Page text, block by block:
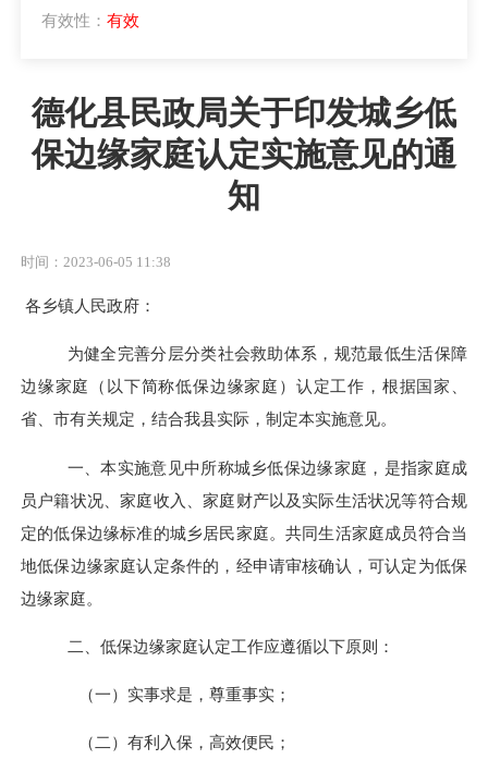
有效性： 有效
德化县民政局关于印发城乡低
保边缘家庭认定实施意见的通
知
时间：2023-06-05 11:38
各乡镇人民政府：
为健全完善分层分类社会救助体系 ， 规范最低生活保障
边缘家庭
（ 以下简称低保边缘家庭 ） 认定工作 ， 根据国家、
省、市有关规定 ， 结合我县实际，制定本实施意见。
一、本实施意见中所称城乡低保边缘家庭，是指家庭成
员户籍状况、家庭收入、家庭财产以及实际生活状况等符合规
定的低保边缘标准的城乡居民家庭。共同生活家庭成员符合当
地低保边缘家庭认定条件的，经申请审核确认，可认定为低保
边缘家庭。
二、 低保边缘家庭认定工作应遵循以下原则 ：
（一）实事求是，尊重事实；
（二）有利入保，高效便民 ；